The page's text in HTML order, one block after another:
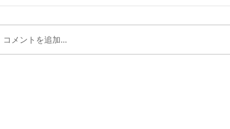
コメントを追加…